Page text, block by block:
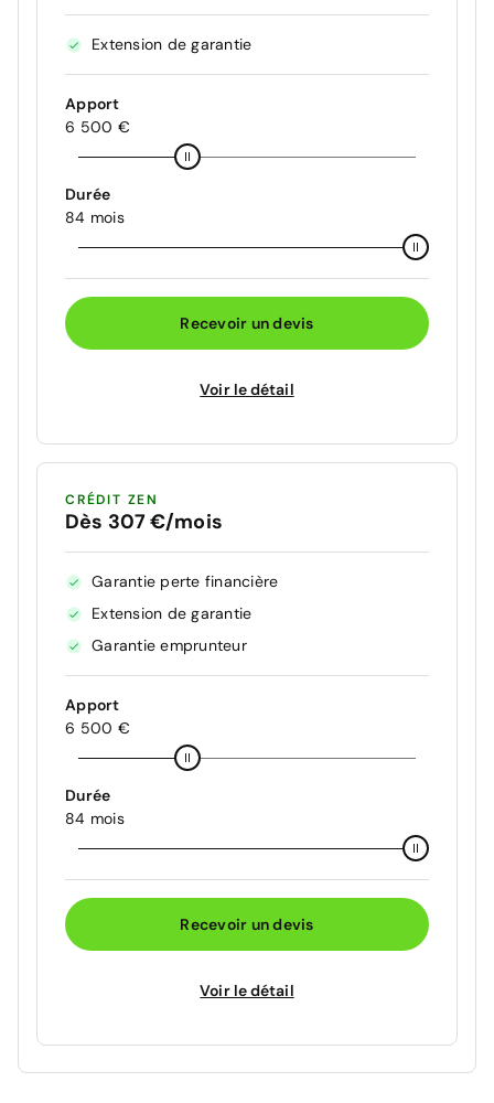
Extension de garantie
Apport
6 500 €
Durée
84 mois
Recevoir un devis
Voir le détail
CRÉDIT ZEN
Dès 307 €/mois
Garantie perte financière
Extension de garantie
Garantie emprunteur
Apport
6 500 €
Durée
84 mois
Recevoir un devis
Voir le détail